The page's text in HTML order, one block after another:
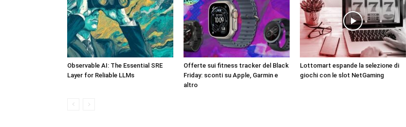
Observable AI: The Essential SRE
Layer for Reliable LLMs
Offerte sui fitness tracker del Black
Friday: sconti su Apple, Garmin e
altro
Lottomart espande la selezione di
giochi con le slot NetGaming